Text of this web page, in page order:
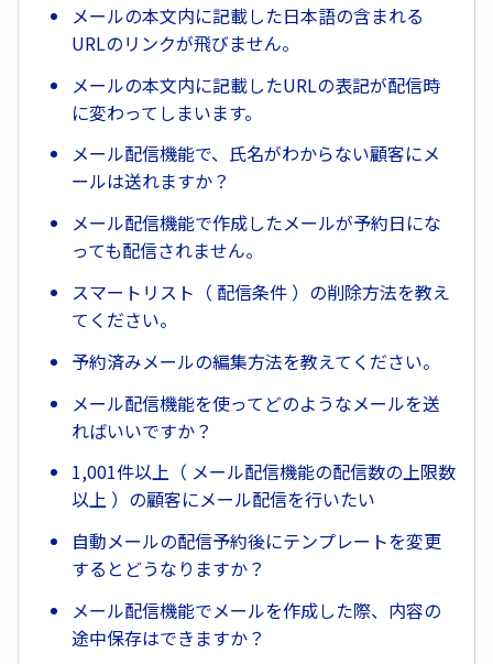
メールの本文内に記載した日本語の含まれる
URLのリンクが飛びません。
メールの本文内に記載したURLの表記が配信時
に変わってしまいます。
メール配信機能で、氏名がわからない顧客にメ
ールは送れますか？
メール配信機能で作成したメールが予約日にな
っても配信されません。
スマートリスト（ 配信条件 ）の削除方法を教え
てください。
予約済みメールの編集方法を教えてください。
メール配信機能を使ってどのようなメールを送
ればいいですか？
1,001件以上（ メール配信機能の配信数の上限数
以上 ）の顧客にメール配信を行いたい
自動メールの配信予約後にテンプレートを変更
するとどうなりますか？
メール配信機能でメールを作成した際、内容の
途中保存はできますか？